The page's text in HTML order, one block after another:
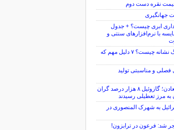
نقره دست دوم
جهانگیری
ابری چیست؟ + جدول
مقایسه با نرم‌افزارهای سنتی و
ریزش موی سگ نشانه چیست؟ ۷ دلیل مهم که
و مناسبتی تولید
شوک تازه به معادن؛ گازوئیل ۸ هزار درصد گران
به مرز تعطیلی رسیدند
به شهرک المنصوری در
شد: فرعون در ترابزون!